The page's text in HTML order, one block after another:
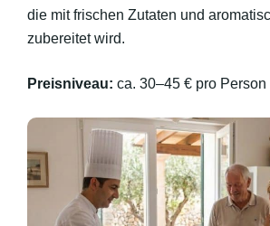
die mit frischen Zutaten und
zubereitet wird.
Preisniveau: ca. 30–45 € pro Person